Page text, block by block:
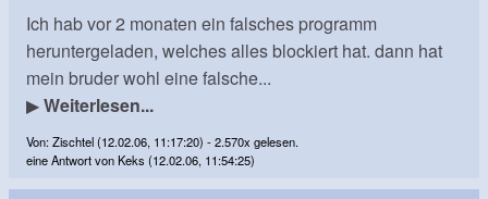
Ich hab vor 2 monaten ein falsches programm
heruntergeladen, welches alles blockiert hat. dann hat
mein bruder wohl eine falsche...
▶Weiterlesen...
Von: Zischtel (12.02.06, 11:17:20) - 2.570x gelesen.
eine Antwort von Keks (12.02.06, 11:54:25)